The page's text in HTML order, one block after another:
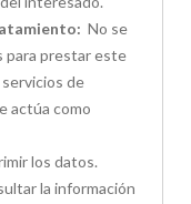
No se
para prestar este
de
actúa como
los datos.
la información